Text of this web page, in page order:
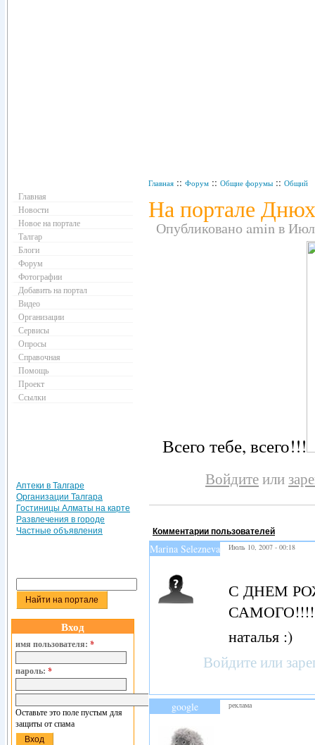
Главная :: Форум :: Общие форумы :: Общий
На портале
Опубликовано amin в
Всего тебе, всего!!!
Войдитеили
Комментарии пользователей
Marina Selezneva Июль 10, 2007 - 00:18
С ДНЕМ
наталья :)
Войдите или
google реклама
Главная
Новости
Новое на портале
Талгар
Блоги
Форум
Фотографии
Добавить на портал
Видео
Организации
Сервисы
Опросы
Справочная
Помощь
Проект
Ссылки
Аптеки в Талгаре
Организации Талгара
Гостиницы Алматы на карте
Развлечения в городе
Частные объявления
Вход
имя пользователя: *
пароль: *
Оставьте это поле пустым для
защиты от спама